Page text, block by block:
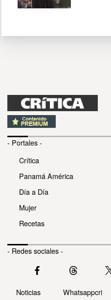
- Portales -
Crítica
Panamá América
Día a Día
Mujer
Recetas
- Redes sociales -
Noticias Whatsappcri